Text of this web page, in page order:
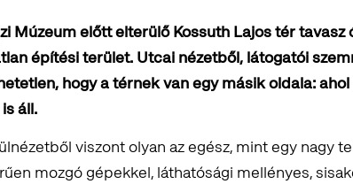
Múzeum előtt elterülő Kossuth Lajos tér tavasz
építési terület. Utcai nézetből, látogatói
hogy a térnek van egy másik oldala:
áll.
viszont olyan az egész, mint egy nagy
mozgó gépekkel, láthatósági mellényes,